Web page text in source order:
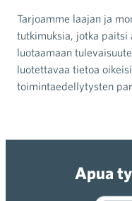
Tarjoamme laajan ja
tutkimuksia, jotka
luotaamaan
luotettavaa tietoa
toimintaedellytysten
Apua